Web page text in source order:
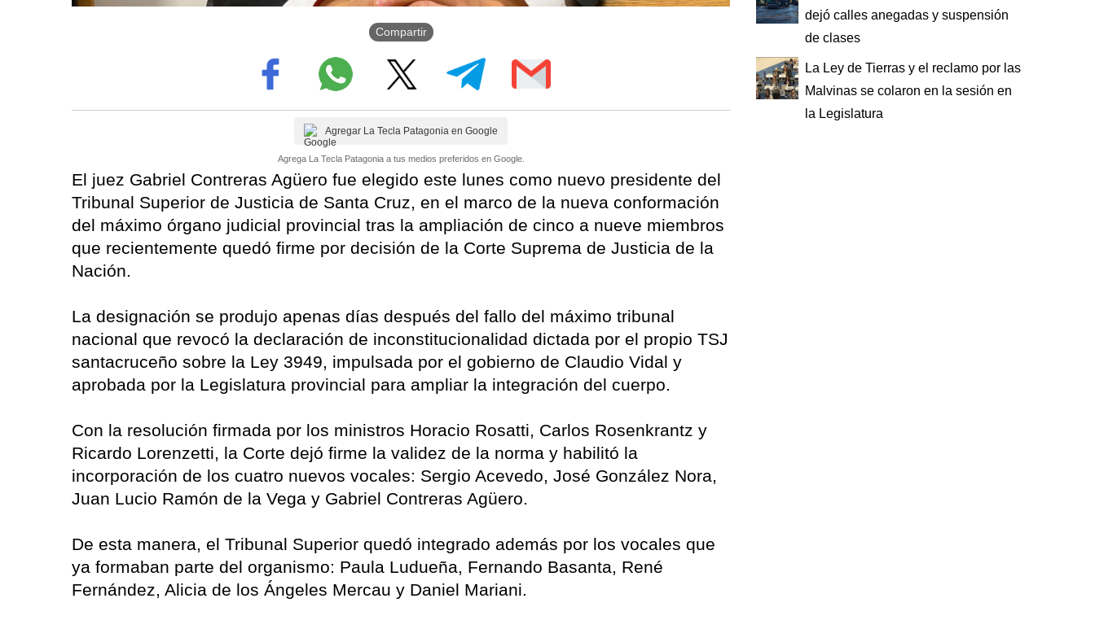
Compartir
Agregar La Tecla Patagonia en Google
Agrega La Tecla Patagonia a tus medios preferidos en Google.
El juez Gabriel Contreras Agüero fue elegido este lunes como nuevo presidente del
Tribunal Superior de Justicia de Santa Cruz, en el marco de la nueva conformación
del máximo órgano judicial provincial tras la ampliación de cinco a nueve miembros
que recientemente quedó firme por decisión de la Corte Suprema de Justicia de la
Nación.
La designación se produjo apenas días después del fallo del máximo tribunal
nacional que revocó la declaración de inconstitucionalidad dictada por el propio TSJ
santacruceño sobre la Ley 3949, impulsada por el gobierno de Claudio Vidal y
aprobada por la Legislatura provincial para ampliar la integración del cuerpo.
Con la resolución firmada por los ministros Horacio Rosatti, Carlos Rosenkrantz y
Ricardo Lorenzetti, la Corte dejó firme la validez de la norma y habilitó la
incorporación de los cuatro nuevos vocales: Sergio Acevedo, José González Nora,
Juan Lucio Ramón de la Vega y Gabriel Contreras Agüero.
De esta manera, el Tribunal Superior quedó integrado además por los vocales que
ya formaban parte del organismo: Paula Ludueña, Fernando Basanta, René
Fernández, Alicia de los Ángeles Mercau y Daniel Mariani.
dejó calles anegadas y suspensión
de clases
La Ley de Tierras y el reclamo por las
Malvinas se colaron en la sesión en
la Legislatura